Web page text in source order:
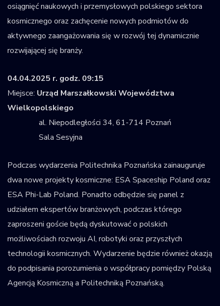
osiągnięć naukowych i przemysłowych polskiego sektora
kosmicznego oraz zachęcenie nowych podmiotów do
aktywnego zaangażowania się w rozwój tej dynamicznie
rozwijającej się branży.
04.04.2025 r. godz. 09:15
Miejsce: Urząd Marszałkowski Województwa
Wielkopolskiego
al. Niepodległości 34, 61-714 Poznań
Sala Sesyjna
Podczas wydarzenia Politechnika Poznańska zainauguruje
dwa nowe projekty kosmiczne: ESA Spaceship Poland oraz
ESA Phi-Lab Poland. Ponadto odbędzie się panel z
udziałem ekspertów branżowych, podczas którego
zaproszeni goście będą dyskutować o polskich
możliwościach rozwoju AI, robotyki oraz przyszłych
technologii kosmicznych. Wydarzenie będzie również okazją
do podpisania porozumienia o współpracy pomiędzy Polską
Agencją Kosmiczną a Politechniką Poznańską.